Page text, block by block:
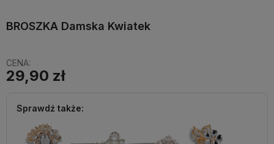
BROSZKA Damska Kwiatek
CENA:
29,90 zł
Sprawdź także: